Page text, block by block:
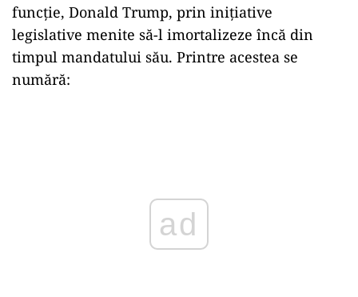
funcție, Donald Trump, prin inițiative
legislative menite să-l imortalizeze încă din
timpul mandatului său. Printre acestea se
numără: